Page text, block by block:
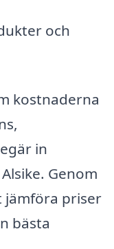
och
kostnaderna
in
Genom
jämföra priser
bästa